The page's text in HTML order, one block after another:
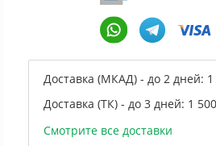
Доставка (МКАД) - до 2 дней:
Доставка (ТК) - до 3 дней: 1
Смотрите все доставки